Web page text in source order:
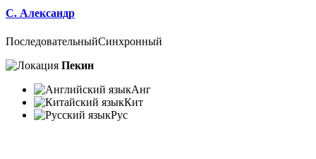
С. Александр
ПоследовательныйСинхронный
Пекин
Анг
Кит
Рус